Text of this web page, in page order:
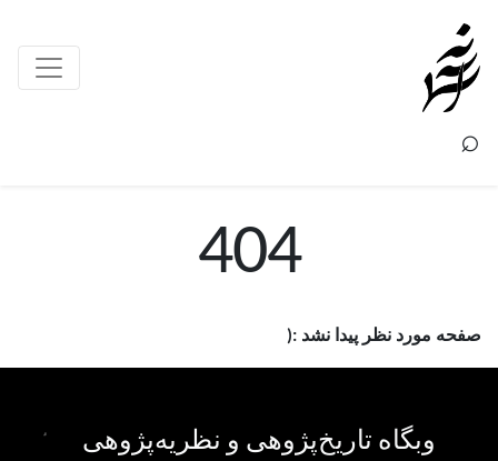
×
⌕
404
صفحه مورد نظر پیدا نشد :(
وبگاه تاریخ‌پژوهی و نظریه‌پژوهی